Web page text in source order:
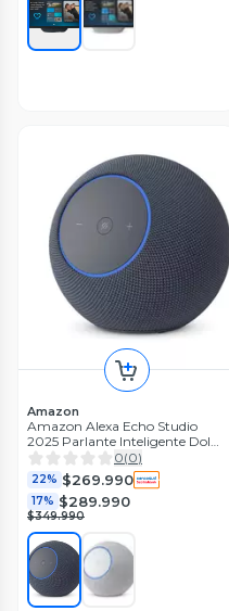
Amazon
Amazon Alexa Echo Studio
2025 Parlante Inteligente Dolby
Atmos Audio Espacial Wi-Fi
0(0)
22% $269.990
17% $289.990
$349.990